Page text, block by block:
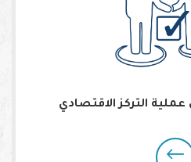
التركز الاقتصادي